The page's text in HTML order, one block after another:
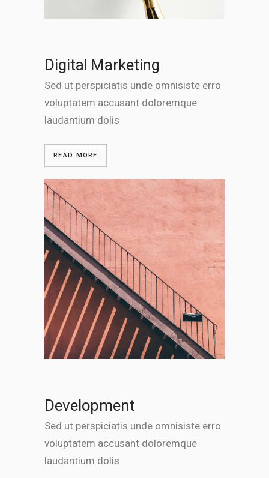
Digital Marketing
Sed ut perspiciatis unde omnisiste erro
voluptatem accusant doloremque
laudantium dolis
READ MORE
Development
Sed ut perspiciatis unde omnisiste erro
voluptatem accusant doloremque
laudantium dolis